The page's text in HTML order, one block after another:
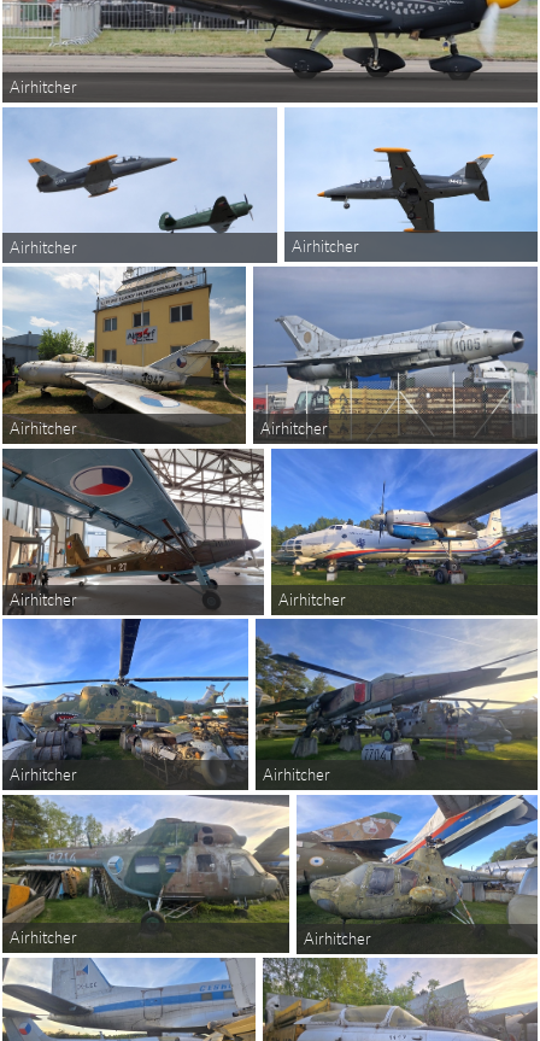
Airhitcher
Airhitcher Airhitcher
Airhitcher Airhitcher
Airhitcher Airhitcher
Airhitcher Airhitcher
Airhitcher Airhitcher